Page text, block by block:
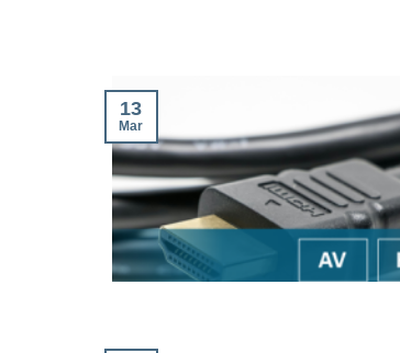
13
Mar